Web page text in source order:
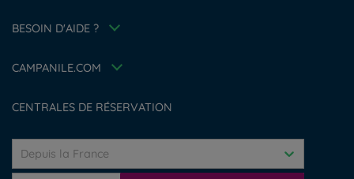
BESOIN D'AIDE ?
FAQ
CAMPANILE.COM
Louvre Hotels Group
Déclaration d'accessibilité
CENTRALES DE RÉSERVATION
Depuis la France